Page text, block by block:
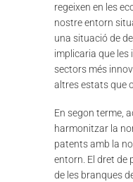
regeixen en les
nostre entorn
una situació de
implicaria que les
sectors més
altres estats que
En segon terme,
harmonitzar la
patents amb la
entorn. El dret de
de les branques